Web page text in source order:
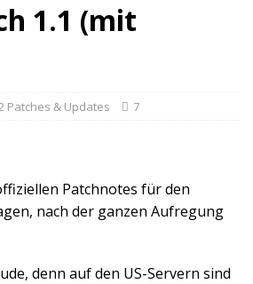
1.1 (mit
Patches & Updates 7
Patchnotes für den
nach der ganzen Aufregung
denn auf den US-Servern sind